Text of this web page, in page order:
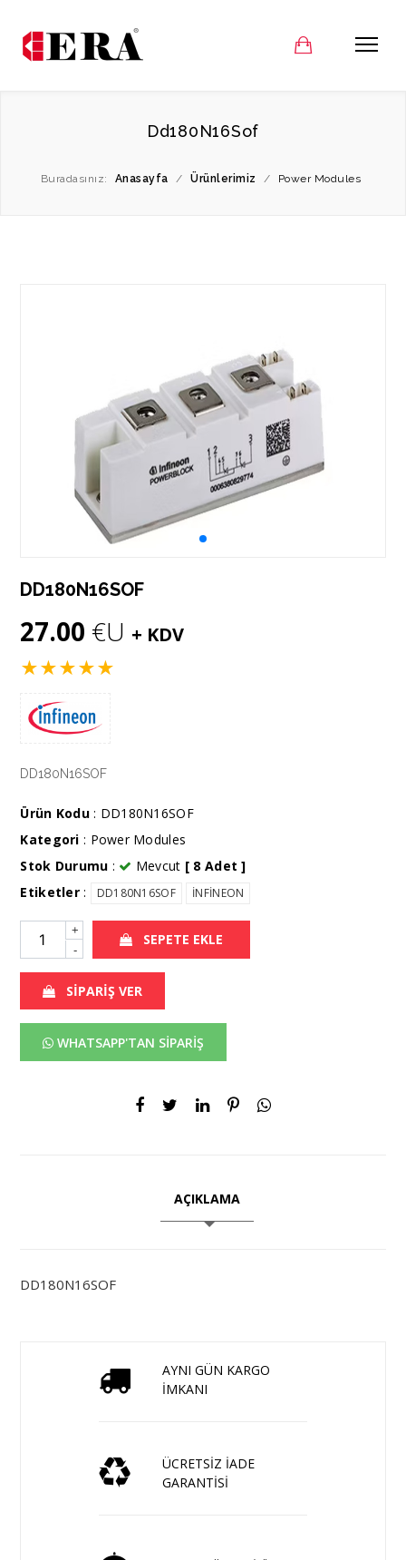
Dd180N16Sof
Buradasınız: Anasayfa / Ürünlerimiz / Power Modules
DD180N16SOF
27.00 €U + KDV
★★★★★
DD180N16SOF
Ürün Kodu: DD180N16SOF
Kategori : Power Modules
Stok Durumu : Mevcut [ 8 Adet ]
Etiketler: DD180N16SOF İNFİNEON
+
-
SEPETE EKLE
SİPARİŞ VER
WHATSAPP'TAN SİPARİŞ
AÇIKLAMA
DD180N16SOF
AYNI GÜN KARGO
İMKANI
ÜCRETSİZ İADE
GARANTİSİ